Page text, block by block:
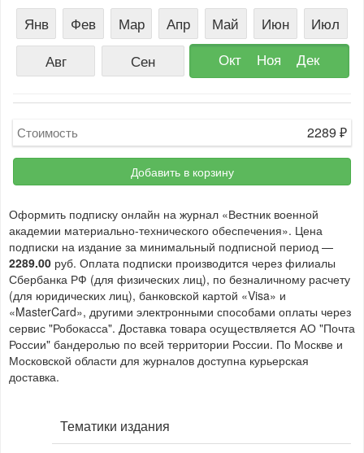
Янв Фев Мар Апр Май Июн
Июл
Авг
Сен Окт Ноя Дек
Стоимость 2289 ₽
Добавить в корзину
Оформить подписку онлайн на журнал «Вестник военной
академии материально-технического обеспечения». Цена
подписки на издание за минимальный подписной период —
2289.00 руб. Оплата подписки производится через филиалы
Сбербанка РФ (для физических лиц), по безналичному расчету
(для юридических лиц), банковской картой «Visa» и
«MasterCard», другими электронными способами оплаты через
сервис "Робокасса". Доставка товара осуществляется АО "Почта
России" бандеролью по всей территории России. По Москве и
Московской области для журналов доступна курьерская
доставка.
Тематики издания